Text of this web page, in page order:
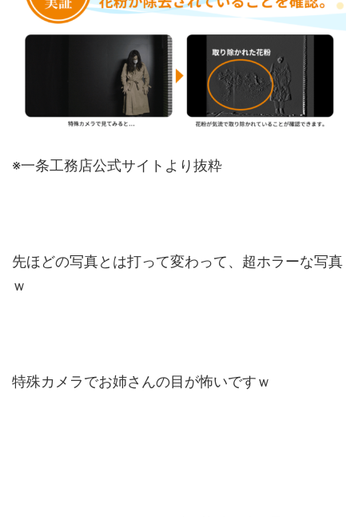
※一条工務店公式サイトより抜粋
先ほどの写真とは打って変わって、超ホラーな写真
ｗ
特殊カメラでお姉さんの目が怖いですｗ